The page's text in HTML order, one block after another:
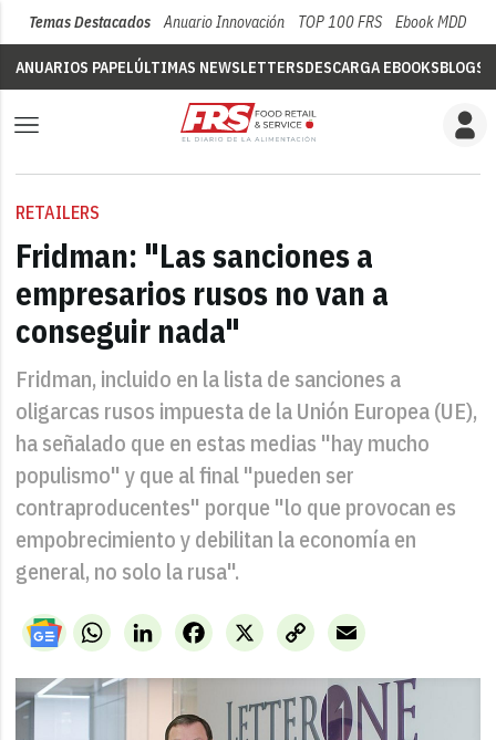
Temas Destacados Anuario Innovación TOP 100 FRS Ebook MDD
ANUARIOS PAPELÚLTIMAS NEWSLETTERSDESCARGA EBOOKSBLOGS
RETAILERS
Fridman: "Las sanciones a
empresarios rusos no van a
conseguir nada"
Fridman, incluido en la lista de sanciones a
oligarcas rusos impuesta de la Unión Europea (UE),
ha señalado que en estas medias "hay mucho
populismo" y que al final "pueden ser
contraproducentes" porque "lo que provocan es
empobrecimiento y debilitan la economía en
general, no solo la rusa".
WhatsAppLinkedIn X
Facebook
Copy
Link
Email